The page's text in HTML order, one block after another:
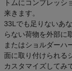
トムにコンプレッシ
来きます。
33Lでも足りないあ
らない荷物を外部に
またはショルダーハ
面に取り付けられる
カスタマイズしてみ